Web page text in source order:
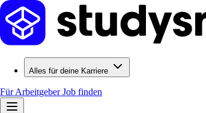
Alles für deine Karriere
Für ArbeitgeberJob finden